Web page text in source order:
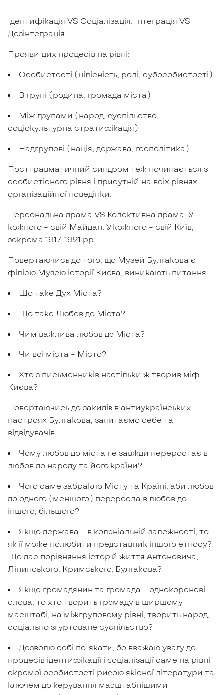
Ідентифікація VS Соціалізація. Інтеграція VS
Дезінтеграція.
Прояви цих процесів на рівні:
Особистості (цілісність, ролі, субособистості)
В групі (родина, громада міста)
Між групами (народ, суспільство,
соціокультурна стратифікація)
Надгрупові (нація, держава, геополітика)
Посттравматичний синдром теж починається з
особистісного рівня і присутній на всіх рівнях
організаційної поведінки.
Персональна драма VS Колективна драма. У
кожного – свій Майдан. У кожного – свій Київ,
зокрема 1917-1921 рр.
Повертаючись до того, що Музей Булгакова є
філією Музею історії Києва, виникають питання:
Що таке Дух Міста?
Що таке Любов до Міста?
Чим важлива любов до Міста?
Чи всі міста – Місто?
Хто з письменників настільки ж творив міф
Києва?
Повертаючись до закидів в антиукраїнських
настроях Булгакова, запитаємо себе та
відвідувачів:
Чому любов до міста не завжди переростає в
любов до народу та його країни?
Чого саме забракло Місту та Країні, аби любов
до одного (меншого) переросла в любов до
іншого, більшого?
Якщо держава – в колоніальній залежності, то
як її може полюбити представник іншого етносу?
Що дає порівняння історій життя Антоновича,
Ліпинського, Кримського, Булгакова?
Якщо громадянин та громада – однокореневі
слова, то хто творить громаду в ширшому
масштабі, на міжгруповому рівні, творить народ,
соціально згуртоване суспільство?
Дозволю собі по-якати, бо вважаю увагу до
процесів ідентифікації і соціалізації саме на рівні
окремої особистості рисою якісної літератури та
ключем до керування масштабнішими